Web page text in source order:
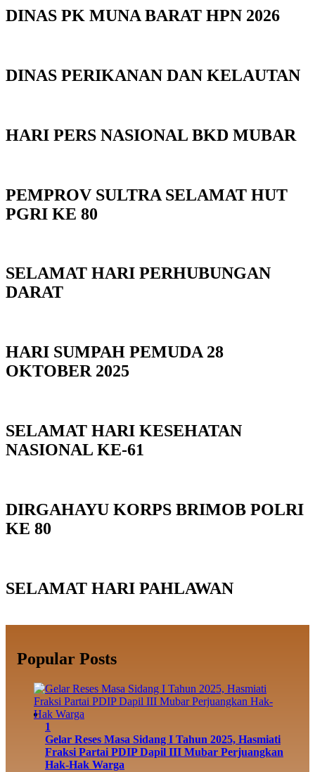
DINAS PK MUNA BARAT HPN 2026
DINAS PERIKANAN DAN KELAUTAN
HARI PERS NASIONAL BKD MUBAR
PEMPROV SULTRA SELAMAT HUT
PGRI KE 80
SELAMAT HARI PERHUBUNGAN
DARAT
HARI SUMPAH PEMUDA 28
OKTOBER 2025
SELAMAT HARI KESEHATAN
NASIONAL KE-61
DIRGAHAYU KORPS BRIMOB POLRI
KE 80
SELAMAT HARI PAHLAWAN
Popular Posts
1
Gelar Reses Masa Sidang I Tahun 2025, Hasmiati
Fraksi Partai PDIP Dapil III Mubar Perjuangkan
Hak-Hak Warga